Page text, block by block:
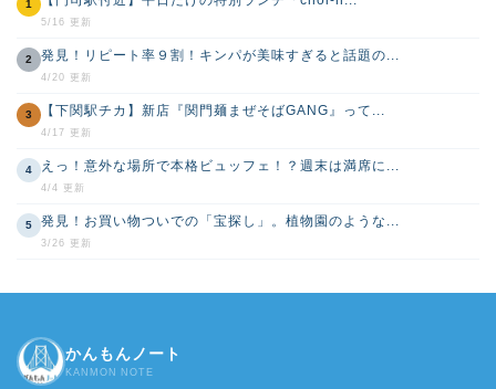
1
5/16 更新
2 発見！リピート率９割！キンパが美味すぎると話題の...
4/20 更新
3 【下関駅チカ】新店『関門麺まぜそばGANG』って...
4/17 更新
4 えっ！意外な場所で本格ビュッフェ！？週末は満席に...
4/4 更新
5 発見！お買い物ついでの「宝探し」。植物園のような...
3/26 更新
かんもんノート
KANMON NOTE